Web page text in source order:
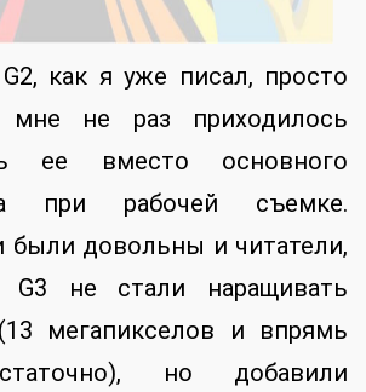
как я уже писал, просто
мне не раз приходилось
ее вместо основного
при рабочей съемке.
были довольны и читатели,
не стали наращивать
мегапикселов и впрямь
но добавили